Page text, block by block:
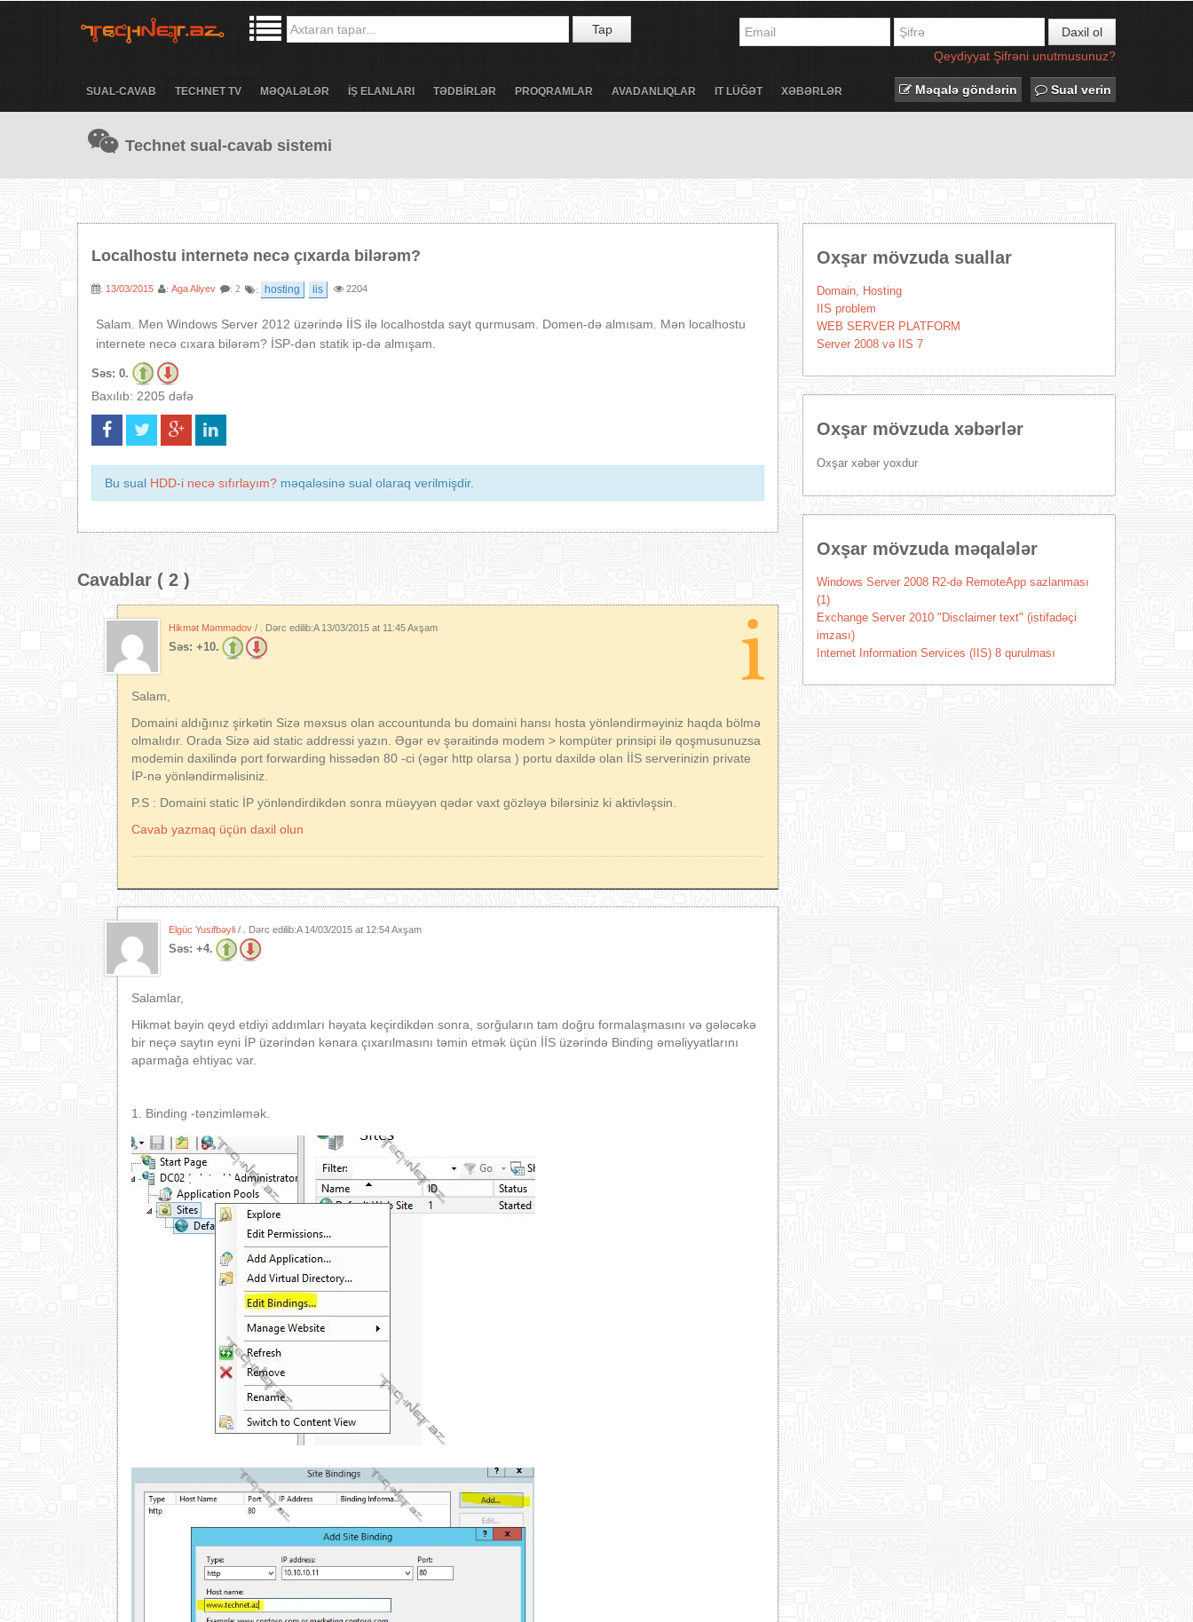
Tap
Daxil ol
Qeydiyyat Şifrəni unutmusunuz?
SUAL-CAVAB TECHNET TV MƏQALƏLƏR İŞ ELANLARI TƏDBİRLƏR PROQRAMLAR AVADANLIQLAR IT LÜĞƏT XƏBƏRLƏR Məqalə göndərin Sual verin
Technet sual-cavab sistemi
Localhostu internetə necə çıxarda bilərəm?
: 13/03/2015 : Aga Aliyev : 2 : hosting iis 2204
Salam. Men Windows Server 2012 üzərində İİS ilə localhostda sayt qurmusam. Domen-də almısam. Mən localhostu
internete necə cıxara bilərəm? İSP-dən statik ip-də almışam.
Səs: 0.
Baxılıb: 2205 dəfə
Bu sual HDD-i necə sıfırlayım? məqaləsinə sual olaraq verilmişdir.
Cavablar ( 2 )
Hikmət Məmmədov / . Dərc edilib:A 13/03/2015 at 11:45 Axşam
Səs: +10.
Salam,
Domaini aldığınız şirkətin Sizə məxsus olan accountunda bu domaini hansı hosta yönləndirməyiniz haqda bölmə
olmalıdır. Orada Sizə aid static addressi yazın. Əgər ev şəraitində modem > kompüter prinsipi ilə qoşmusunuzsa
modemin daxilində port forwarding hissədən 80 -ci (əgər http olarsa ) portu daxildə olan İİS serverinizin private
İP-nə yönləndirməlisiniz.
P.S : Domaini static İP yönləndirdikdən sonra müəyyən qədər vaxt gözləyə bilərsiniz ki aktivləşsin.
Cavab yazmaq üçün daxil olun
Elgüc Yusifbəyli / . Dərc edilib:A 14/03/2015 at 12:54 Axşam
Səs: +4.
Salamlar,
Hikmət bəyin qeyd etdiyi addımları həyata keçirdikdən sonra, sorğuların tam doğru formalaşmasını və gələcəkə
bir neçə saytın eyni İP üzərindən kənara çıxarılmasını təmin etmək üçün İİS üzərində Binding əməliyyatlarını
aparmağa ehtiyac var.
1. Binding -tənzimləmək.
Oxşar mövzuda suallar
Domain, Hosting
IIS problem
WEB SERVER PLATFORM
Server 2008 və IIS 7
Oxşar mövzuda xəbərlər
Oxşar xəbər yoxdur
Oxşar mövzuda məqalələr
Windows Server 2008 R2-də RemoteApp sazlanması
(1)
Exchange Server 2010 "Disclaimer text" (istifadəçi
imzası)
Internet Information Services (IIS) 8 qurulması